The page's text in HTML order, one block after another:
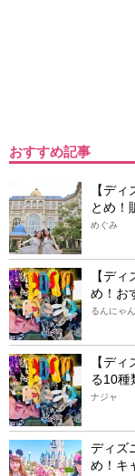
おすすめ記事
【デ
とめ！
めぐみ
【デ
め！お
るんにゃん
【デ
る10種
ナジャ
ディズ
め！キ